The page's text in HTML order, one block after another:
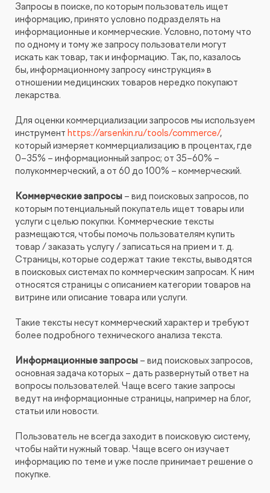
Запросы в поиске, по которым пользователь ищет
информацию, принято условно подразделять на
информационные и коммерческие. Условно, потому что
по одному и тому же запросу пользователи могут
искать как товар, так и информацию. Так, по, казалось
бы, информационному запросу «инструкция» в
отношении медицинских товаров нередко покупают
лекарства.
Для оценки коммерциализации запросов мы используем
инструмент https://arsenkin.ru/tools/commerce/,
который измеряет коммерциализацию в процентах, где
0–35% – информационный запрос; от 35–60% –
полукоммерческий, а от 60 до 100% – коммерческий.
Коммерческие запросы – вид поисковых запросов, по
которым потенциальный покупатель ищет товары или
услуги с целью покупки. Коммерческие тексты
размещаются, чтобы помочь пользователям купить
товар / заказать услугу / записаться на прием и т. д.
Страницы, которые содержат такие тексты, выводятся
в поисковых системах по коммерческим запросам. К ним
относятся страницы с описанием категории товаров на
витрине или описание товара или услуги.
Такие тексты несут коммерческий характер и требуют
более подробного технического анализа текста.
Информационные запросы – вид поисковых запросов,
основная задача которых – дать развернутый ответ на
вопросы пользователей. Чаще всего такие запросы
ведут на информационные страницы, например на блог,
статьи или новости.
Пользователь не всегда заходит в поисковую систему,
чтобы найти нужный товар. Чаще всего он изучает
информацию по теме и уже после принимает решение о
покупке.